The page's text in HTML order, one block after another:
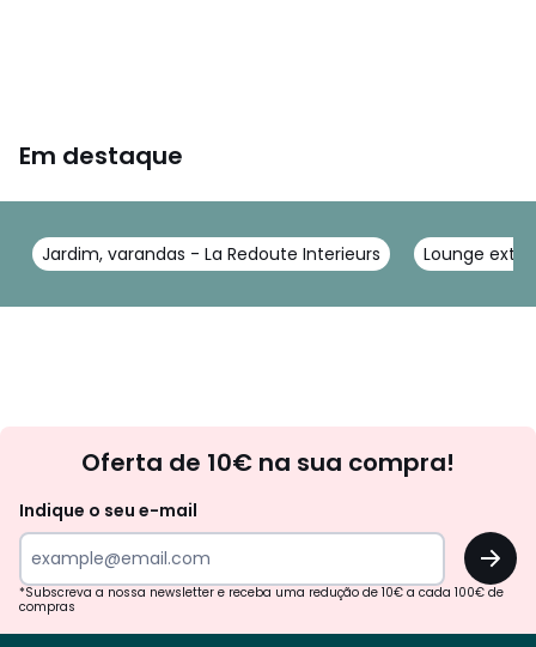
Em destaque
Jardim, varandas - La Redoute Interieurs Lounge
Oferta de 10€ na sua compra!
Indique o seu e-mail
OK
*Subscreva a nossa newsletter e receba uma redução de 10€ a cada 100€ de
compras